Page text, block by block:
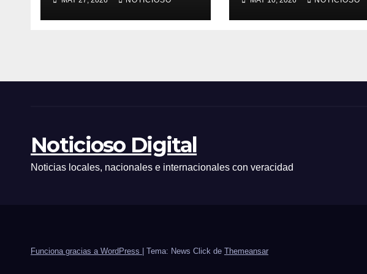
mamás que
trabajan en EMAT,
en beneficio de la
en la ruta a los
Valles cruceños
Noticioso Digital
Noticias locales, nacionales e internacionales con veracidad
Funciona gracias a WordPress Tema: News Click de Themeansar